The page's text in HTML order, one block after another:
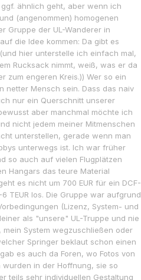
ähnlich geht, aber wenn ich
(angenommen) homogenen
Gruppe der UL-Wanderer in
die Idee kommen: Da gibt es
hier unterstelle ich einfach mal,
Rucksack nimmt, weiß, was er da
zum engeren Kreis.)) Wer so ein
netter Mensch sein. Dass das naiv
nur ein Querschnitt unserer
aber manchmal möchte ich
nicht jedem meiner Mitmenschen
unterstellen, gerade wenn man
unterwegs ist. Ich war früher
so auch auf vielen Flugplätzen
Hangars das teure Material
es nicht um 700 EUR für ein DCF-
TEUR los. Die Gruppe war aufgrund
(Lizenz, System- und
als "unsere" UL-Truppe und nie
System wegzuschließen oder
Springer beklaut schon einen
es auch da Foren, wo Fotos von
in der Hoffnung, sie so
teils sehr individuellen Gestaltung